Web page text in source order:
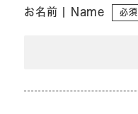
お名前 | Name 必須